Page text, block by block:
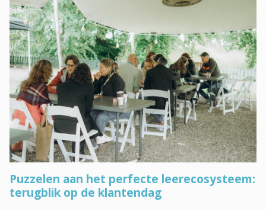
Puzzelen aan het perfecte leerecosysteem:
terugblik op de klantendag